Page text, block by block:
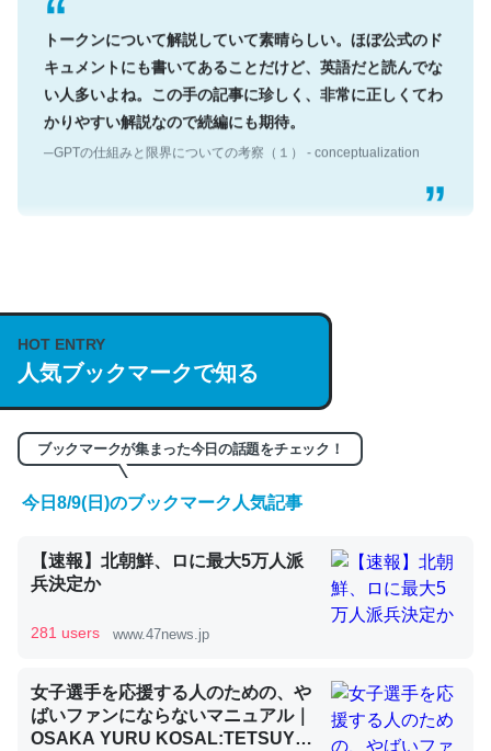
トークンについて解説していて素晴らしい。ほぼ公式のド
キュメントにも書いてあることだけど、英語だと読んでな
い人多いよね。この手の記事に珍しく、非常に正しくてわ
かりやすい解説なので続編にも期待。
説してる記事が少ないので貴重な良記事。/続編来た
https://isobe324649.hatenablog.com/entry/2023/03/27
/064121
くらい。小説でいう「ずっと前の伏線」は回収されないけ
ど、短期記憶というには多い分量。進化すればするほど分
─GPTの仕組みと限界についての考察（１） - conceptualization
HOT ENTRY
人気ブックマークで知る
ブックマークが集まった今日の話題をチェック！
今日8/9(日)のブックマーク人気記事
【速報】北朝鮮、ロに最大5万人派
兵決定か
281 users www.47news.jp
女子選手を応援する人のための、や
ばいファンにならないマニュアル｜
OSAKA YURU KOSAL:TETSUYA